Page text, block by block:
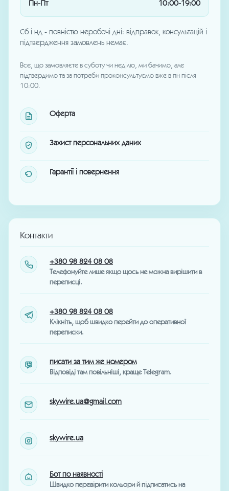
Пн-Пт 10:00-19:00
Сб і нд - повністю неробочі дні: відправок, консультацій і
підтвердження замовлень немає.
Все, що замовляєте в суботу чи неділю, ми бачимо, але
підтвердимо та за потреби проконсультуємо вже в пн після
10:00.
Оферта
Захист персональних даних
Гарантії і повернення
Контакти
+380 98 824 08 08
Телефонуйте лише якщо щось не можна вирішити в
переписці.
+380 98 824 08 08
Клікніть, щоб швидко перейти до оперативної
переписки.
писати за тим же номером
Відповіді там повільніші, краще Telegram.
skywire.ua@gmail.com
skywire.ua
Бот по наявності
Швидко перевірити кольори й підписатись на